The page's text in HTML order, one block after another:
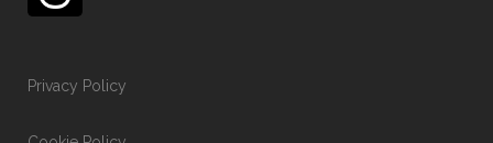
Privacy Policy